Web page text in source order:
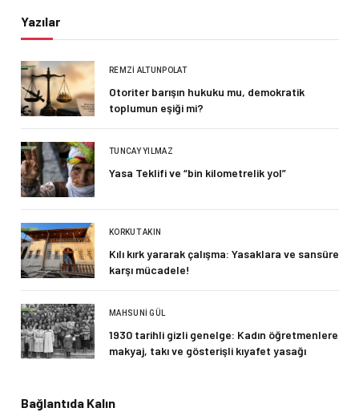
Yazılar
REMZI ALTUNPOLAT
Otoriter barışın hukuku mu, demokratik
toplumun eşiği mi?
TUNCAY YILMAZ
Yasa Teklifi ve “bin kilometrelik yol”
KORKUT AKIN
Kılı kırk yararak çalışma: Yasaklara ve sansüre
karşı mücadele!
MAHSUNI GÜL
1930 tarihli gizli genelge: Kadın öğretmenlere
makyaj, takı ve gösterişli kıyafet yasağı
Bağlantıda Kalın